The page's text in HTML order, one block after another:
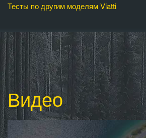
Тесты по другим моделям Viatti
Видео